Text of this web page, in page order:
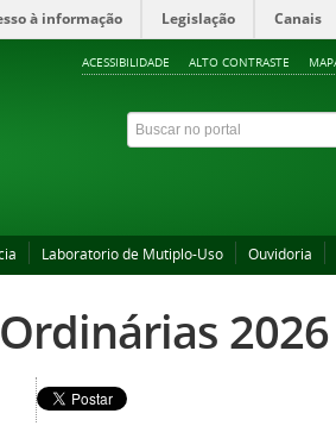
à informação Legislação Canais
ACESSIBILIDADE ALTO CONTRASTE
Laboratorio de Mutiplo-Uso Ouvidoria
2026